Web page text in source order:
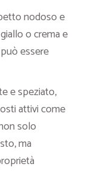
nodoso e
o crema e
essere
e speziato,
attivi come
solo
ma